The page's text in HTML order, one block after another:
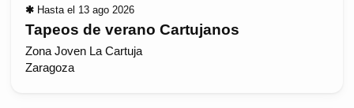
✱ Hasta el 13 ago 2026
Tapeos de verano Cartujanos
Zona Joven La Cartuja
Zaragoza